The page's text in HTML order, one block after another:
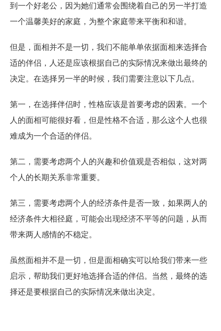
到一个好老公，因为她们通常会围绕着自己的另一半打造
一个温馨美好的家庭，为整个家庭带来平衡和和谐。
但是，面相并不是一切，我们不能单单依据面相来选择合
适的伴侣，人还是应该根据自己的实际情况来做出最终的
决定。在选择另一半的时候，我们需要注意以下几点。
第一，在选择伴侣时，性格应该是首要考虑的因素。一个
人的面相可能很好看，但是性格不合适，那么这个人也很
难成为一个合适的伴侣。
第二，需要考虑两个人的兴趣和价值观是否相似，这对两
个人的长期关系非常重要。
第三，需要考虑两个人的经济条件是否一致，如果两人的
经济条件大相径庭，可能会出现经济不平等的问题，从而
带来两人感情的不稳定。
虽然面相并不是一切，但是面相确实可以给我们带来一些
启示，帮助我们更好地选择合适的伴侣。当然，最终的选
择还是要根据自己的实际情况来做出决定。